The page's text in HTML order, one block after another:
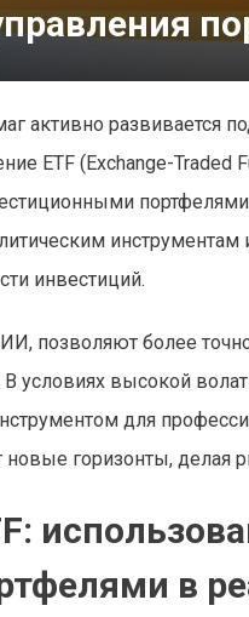
активно развивается
ETF (Exchange-Traded
инструментам
инвестиций.
позволяют более
условиях высокой
для
новые горизонты,
в